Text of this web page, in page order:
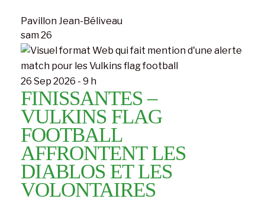
Pavillon Jean-Béliveau
sam26
26 Sep 2026 - 9 h
FINISSANTES –
VULKINS FLAG
FOOTBALL
AFFRONTENT LES
DIABLOS ET LES
VOLONTAIRES